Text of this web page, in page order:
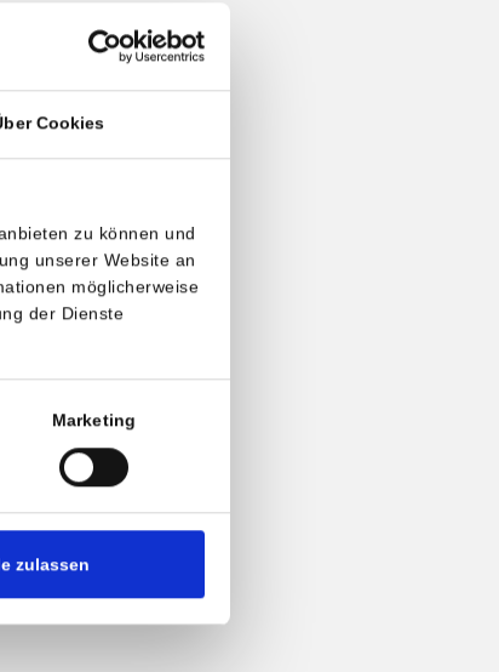
Cookies
zu können und
unserer Website an
möglicherweise
der Dienste
Marketing
zulassen